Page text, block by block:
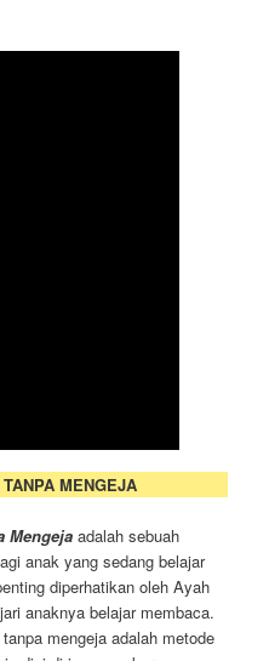
MENGEJA
Mengeja adalah sebuah
anak yang sedang belajar
diperhatikan oleh Ayah
anaknya belajar membaca.
mengeja adalah metode